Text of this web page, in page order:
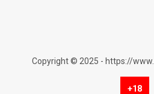
Copyright © 2025 - https://
+18